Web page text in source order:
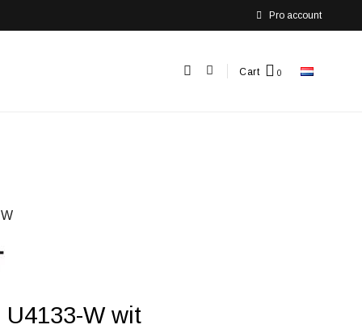
Pro account
Cart
U4133-W wit